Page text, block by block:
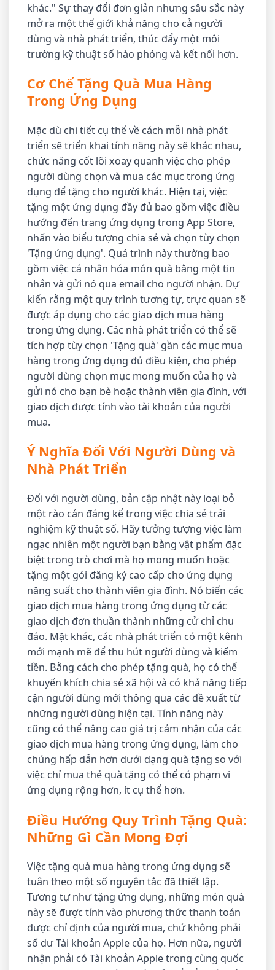
khác." Sự thay đổi đơn giản nhưng sâu sắc này
mở ra một thế giới khả năng cho cả người
dùng và nhà phát triển, thúc đẩy một môi
trường kỹ thuật số hào phóng và kết nối hơn.
Cơ Chế Tặng Quà Mua Hàng
Trong Ứng Dụng
Mặc dù chi tiết cụ thể về cách mỗi nhà phát
triển sẽ triển khai tính năng này sẽ khác nhau,
chức năng cốt lõi xoay quanh việc cho phép
người dùng chọn và mua các mục trong ứng
dụng để tặng cho người khác. Hiện tại, việc
tặng một ứng dụng đầy đủ bao gồm việc điều
hướng đến trang ứng dụng trong App Store,
nhấn vào biểu tượng chia sẻ và chọn tùy chọn
'Tặng ứng dụng'. Quá trình này thường bao
gồm việc cá nhân hóa món quà bằng một tin
nhắn và gửi nó qua email cho người nhận. Dự
kiến rằng một quy trình tương tự, trực quan sẽ
được áp dụng cho các giao dịch mua hàng
trong ứng dụng. Các nhà phát triển có thể sẽ
tích hợp tùy chọn 'Tặng quà' gần các mục mua
hàng trong ứng dụng đủ điều kiện, cho phép
người dùng chọn mục mong muốn của họ và
gửi nó cho bạn bè hoặc thành viên gia đình, với
giao dịch được tính vào tài khoản của người
mua.
Ý Nghĩa Đối Với Người Dùng và
Nhà Phát Triển
Đối với người dùng, bản cập nhật này loại bỏ
một rào cản đáng kể trong việc chia sẻ trải
nghiệm kỹ thuật số. Hãy tưởng tượng việc làm
ngạc nhiên một người bạn bằng vật phẩm đặc
biệt trong trò chơi mà họ mong muốn hoặc
tặng một gói đăng ký cao cấp cho ứng dụng
năng suất cho thành viên gia đình. Nó biến các
giao dịch mua hàng trong ứng dụng từ các
giao dịch đơn thuần thành những cử chỉ chu
đáo. Mặt khác, các nhà phát triển có một kênh
mới mạnh mẽ để thu hút người dùng và kiếm
tiền. Bằng cách cho phép tặng quà, họ có thể
khuyến khích chia sẻ xã hội và có khả năng tiếp
cận người dùng mới thông qua các đề xuất từ
những người dùng hiện tại. Tính năng này
cũng có thể nâng cao giá trị cảm nhận của các
giao dịch mua hàng trong ứng dụng, làm cho
chúng hấp dẫn hơn dưới dạng quà tặng so với
việc chỉ mua thẻ quà tặng có thể có phạm vi
ứng dụng rộng hơn, ít cụ thể hơn.
Điều Hướng Quy Trình Tặng Quà:
Những Gì Cần Mong Đợi
Việc tặng quà mua hàng trong ứng dụng sẽ
tuân theo một số nguyên tắc đã thiết lập.
Tương tự như tặng ứng dụng, những món quà
này sẽ được tính vào phương thức thanh toán
được chỉ định của người mua, chứ không phải
số dư Tài khoản Apple của họ. Hơn nữa, người
nhận phải có Tài khoản Apple trong cùng quốc